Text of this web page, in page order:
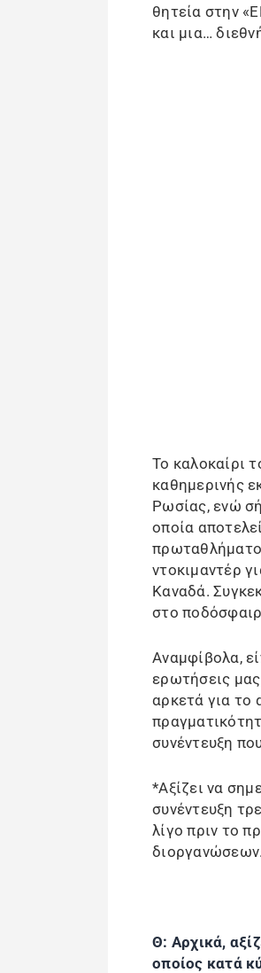
θητεία στην
και μια…
Το καλοκαίρι
καθημερινής
Ρωσίας, ενώ
οποία
ντοκιμαντέρ
Καναδά.
στο
Αναμφίβολα,
ερωτήσεις
αρκετά για το
συνέντευξη
*Αξίζει να
συνέντευξη
λίγο πριν το
διοργανώσεων.
Θ: Αρχικά,
οποίος κατά